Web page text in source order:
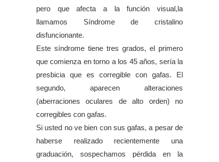
pero que afecta a la función visual,la
llamamos Síndrome de cristalino
disfuncionante.
Este síndrome tiene tres grados, el primero
que comienza en torno a los 45 años, sería la
presbicia que es corregible con gafas. El
segundo, aparecen alteraciones
(aberraciones oculares de alto orden) no
corregibles con gafas.
Si usted no ve bien con sus gafas, a pesar de
haberse realizado recientemente una
graduación, sospechamos pérdida en la